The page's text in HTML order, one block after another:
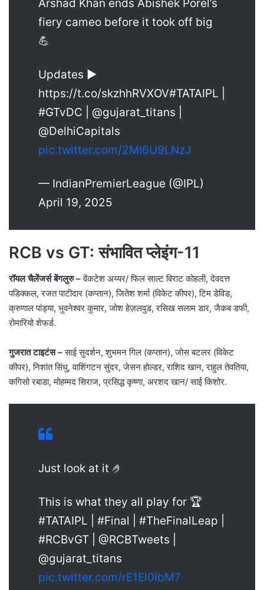
Arshad Khan ends Abishek Porel’s
fiery cameo before it took off big
💪
Updates ▶️
https://t.co/skzhhRVXOV#TATAIPL |
#GTvDC | @gujarat_titans |
@DelhiCapitals
pic.twitter.com/2MI6U9LNzJ
— IndianPremierLeague (@IPL)
April 19, 2025
RCB vs GT: संभावित प्लेइंग-11
रॉयल चैलेंजर्स बेंगलुरु – वेंकटेश अय्यर/ फिल साल्ट विराट कोहली, देवदत्त
पडिक्कल, रजत पाटीदार (कप्तान), जितेश शर्मा (विकेट कीपर), टिम डेविड,
क्रुणाल पांड्या, भुवनेश्वर कुमार, जोश हेज़लवुड, रसिख सलाम डार, जैकब डफी,
रोमारियो शेफर्ड.
गुजरात टाइटंस –साई सुदर्शन, शुभमन गिल (कप्तान), जोस बटलर (विकेट
कीपर), निशांत सिंधु, वाशिंगटन सुंदर, जेसन होल्डर, राशिद खान, राहुल तेवतिया,
कगिसो रबाडा, मोहम्मद सिराज, प्रसिद्ध कृष्णा, अरशद खान/ साई किशोर.
Just look at it 🤌
This is what they all play for 🏆
#TATAIPL | #Final | #TheFinalLeap |
#RCBvGT | @RCBTweets |
@gujarat_titans
pic.twitter.com/rE1El0ibM7